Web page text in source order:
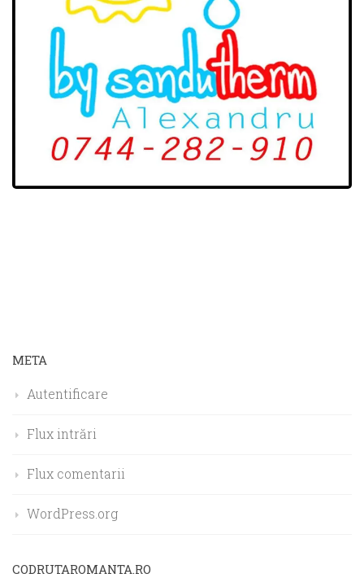
META
Autentificare
Flux intrări
Flux comentarii
WordPress.org
CODRUTAROMANTA.RO